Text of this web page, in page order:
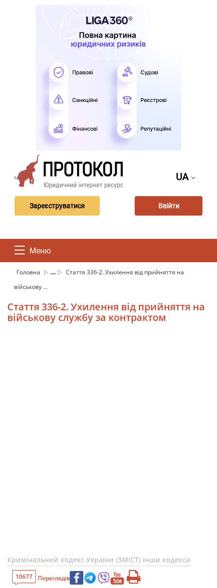
UA
Зареєструватися Ввійти
Меню
Головна ...
Стаття 336-2. Ухилення від прийняття на
військову ...
Стаття 336-2. Ухилення від прийняття на
військову службу за контрактом
Кримінальний кодекс України (ЗМІСТ) Інши кодекси
10677 Переглядів